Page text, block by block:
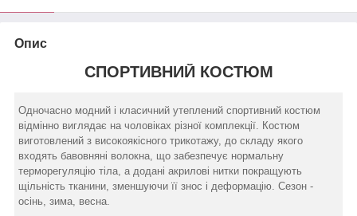
Опис
СПОРТИВНИЙ КОСТЮМ
Одночасно модний і класичний утеплений спортивний костюм
відмінно виглядає на чоловіках різної комплекції. Костюм
виготовлений з високоякісного трикотажу, до складу якого
входять бавовняні волокна, що забезпечує нормальну
терморегуляцію тіла, а додані акрилові нитки покращують
щільність тканини, зменшуючи її знос і деформацію. Сезон -
осінь, зима, весна.